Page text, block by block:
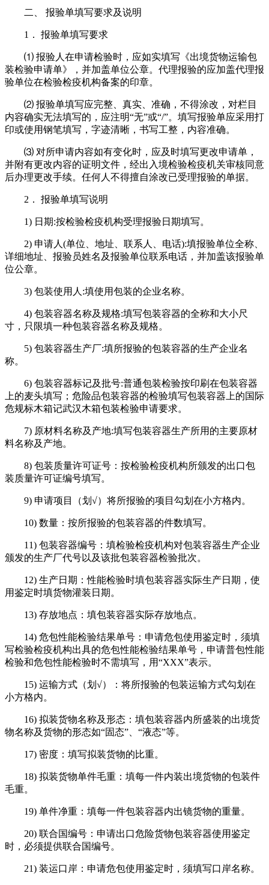
二、 报验单填写要求及说明
1． 报验单填写要求
⑴ 报验人在申请检验时，应如实填写《出境货物运输包
装检验申请单》，并加盖单位公章。代理报验的应加盖代理报
验单位在检验检疫机构备案的印章。
⑵ 报验单填写应完整、真实、准确，不得涂改，对栏目
内容确实无法填写的，应注明“无”或“/”。填写报验单应采用打
印或使用钢笔填写，字迹清晰，书写工整，内容准确。
⑶ 对所申请内容如有变化时，应及时填写更改申请单，
并附有更改内容的证明文件，经出入境检验检疫机关审核同意
后办理更改手续。任何人不得擅自涂改已受理报验的单据。
2． 报验单填写说明
1) 日期:按检验检疫机构受理报验日期填写。
2) 申请人(单位、地址、联系人、电话):填报验单位全称、
详细地址、报验员姓名及报验单位联系电话，并加盖该报验单
位公章。
3) 包装使用人:填使用包装的企业名称。
4) 包装容器名称及规格:填写包装容器的全称和大小尺
寸，只限填一种包装容器名称及规格。
5) 包装容器生产厂:填所报验的包装容器的生产企业名
称。
6) 包装容器标记及批号:普通包装检验按印刷在包装容器
上的麦头填写；危险品包装容器的检验填写包装容器上的国际
危规标木箱记武汉木箱包装检验申请要求。
7) 原材料名称及产地:填写包装容器生产所用的主要原材
料名称及产地。
8) 包装质量许可证号：按检验检疫机构所颁发的出口包
装质量许可证编号填写。
9) 申请项目（划√）将所报验的项目勾划在小方格内。
10) 数量：按所报验的包装容器的件数填写。
11) 包装容器编号：填检验检疫机构对包装容器生产企业
颁发的生产厂代号以及该批包装容器检验批次。
12) 生产日期：性能检验时填包装容器实际生产日期，使
用鉴定时填货物灌装日期。
13) 存放地点：填包装容器实际存放地点。
14) 危包性能检验结果单号：申请危包使用鉴定时，须填
写检验检疫机构出具的危包性能检验结果单号，申请普包性能
检验和危包性能检验时不需填写，用“XXX”表示。
15) 运输方式（划√）：将所报验的包装运输方式勾划在
小方格内。
16) 拟装货物名称及形态：填包装容器内所盛装的出境货
物名称及货物的形态如“固态”、“液态”等。
17) 密度：填写拟装货物的比重。
18) 拟装货物单件毛重：填每一件内装出境货物的包装件
毛重。
19) 单件净重：填每一件包装容器内出镜货物的重量。
20) 联合国编号：申请出口危险货物包装容器使用鉴定
时，必须提供联合国编号。
21) 装运口岸：申请危包使用鉴定时，须填写口岸名称。